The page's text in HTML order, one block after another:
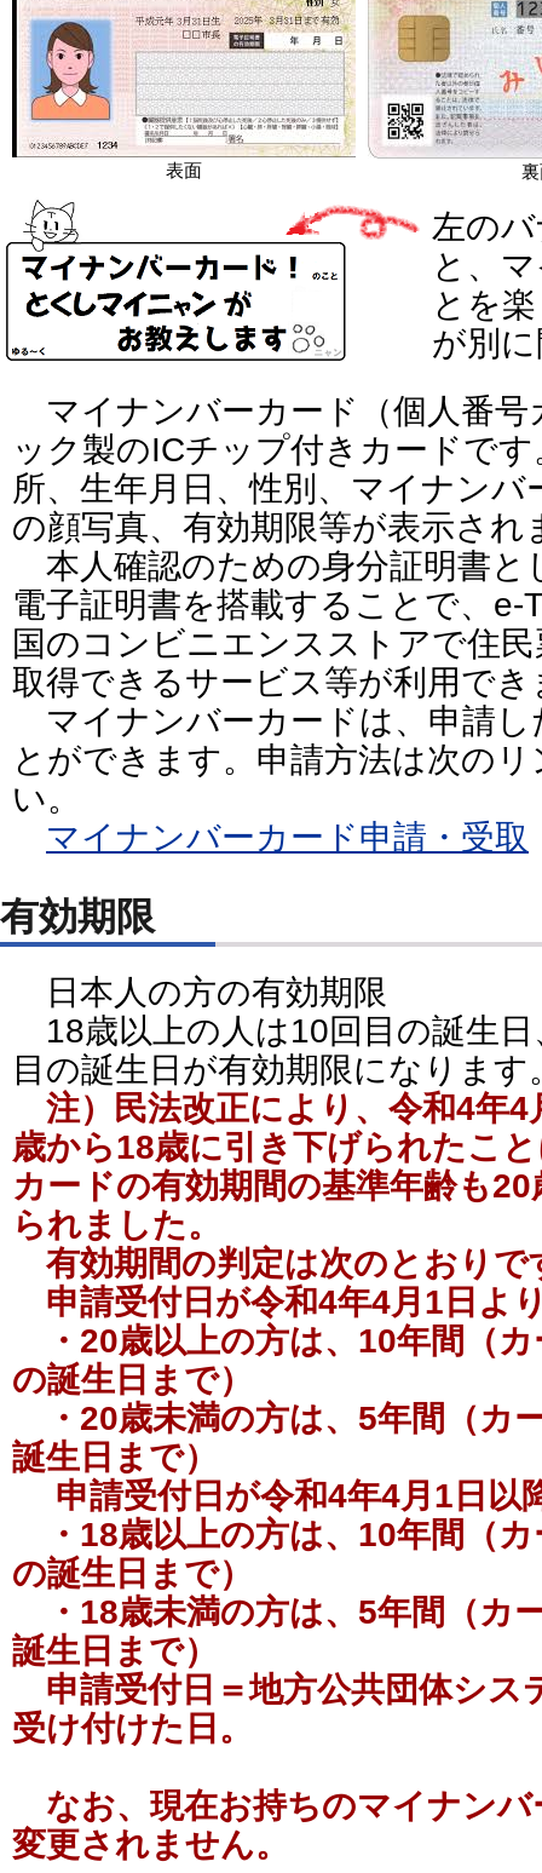
表面
左の
と、
とを
が別
マイナンバーカード（個人番号
ック製のICチップ付きカードで
所、生年月日、性別、マイナンバ
の顔写真、有効期限等が表示され
本人確認のための身分証明書と
電子証明書を搭載することで、e-
国のコンビニエンスストアで住
取得できるサービス等が利用でき
マイナンバーカードは、申請し
とができます。申請方法は次の
い。
マイナンバーカード申請・受取
有効期限
日本人の方の有効期限
18歳以上の人は10回目の誕生
目の誕生日が有効期限になります
注）民法改正により、令和4年4
歳から18歳に引き下げられたこ
カードの有効期間の基準年齢も
られました。
有効期間の判定は次のとおりで
申請受付日が令和4年4月1日よ
・20歳以上の方は、10年間（
の誕生日まで）
・20歳未満の方は、5年間（カ
誕生日まで）
申請受付日が令和4年4月1日以
・18歳以上の方は、10年間（
の誕生日まで）
・18歳未満の方は、5年間（カ
誕生日まで）
申請受付日＝地方公共団体シス
受け付けた日。
なお、現在お持ちのマイナンバ
変更されません。